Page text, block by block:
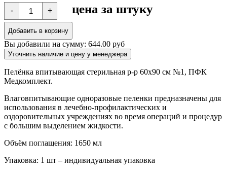
-
Количество
товара
Пелёнка
впитывающая
стерильная
р-
р
60х90
см
№1,
+простыня
ПФК
Медкомплект
+ цена за штуку
Добавить в корзину
Вы добавили на сумму: 644.00 руб
Уточнить наличие и цену у менеджера
Пелёнка впитывающая стерильная р-р 60х90 см №1, ПФК
Медкомплект.
Влаговпитывающие одноразовые пеленки предназначены для
использования в лечебно-профилактических и
оздоровительных учреждениях во время операций и процедур
с большим выделением жидкости.
Объём поглащения: 1650 мл
Упаковка: 1 шт – индивидуальная упаковка